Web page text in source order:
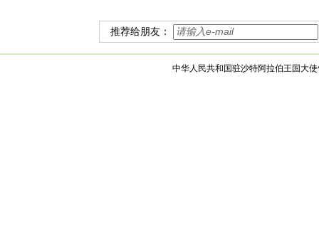
推荐给朋友：
中华人民共和国驻沙特阿拉伯王国大使